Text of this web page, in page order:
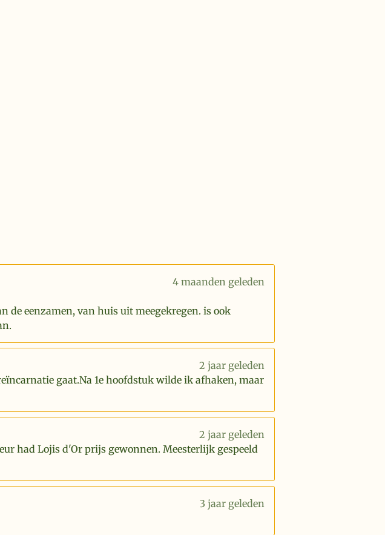
4 maanden geleden
de eenzamen, van huis uit meegekregen. is ook
2 jaar geleden
gaat.Na 1e hoofdstuk wilde ik afhaken, maar
2 jaar geleden
had Lojis d'Or prijs gewonnen. Meesterlijk gespeeld
3 jaar geleden